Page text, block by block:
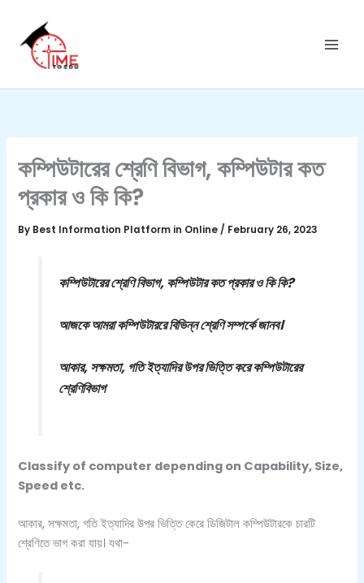
content
কম্পিউটারের শ্রেণি বিভাগ, কম্পিউটার কত
প্রকার ও কি কি?
By Best Information Platform in Online/ February 26, 2023
কম্পিউটারের শ্রেণি বিভাগ, কম্পিউটার কত প্রকার ও কি কি?
আজকে আমরা কম্পিউটাররে বিভিন্ন শ্রেণি সম্পর্কে জানব।
আকার, সক্ষমতা, গতি ইত্যাদির উপর ভিত্তি করে কম্পিউটারের
শ্রেণিবিভাগ
Classify of computer depending on Capability, Size,
Speed etc.
আকার, সক্ষমতা, গতি ইত্যাদির উপর ভিত্তি কেরে ডিজিটাল কম্পিউটারকে চারটি
শ্রেণিতে ভাগ করা যায়। যথা-
t
o
e